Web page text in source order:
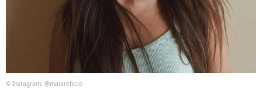
© Instagram, @maiareficco